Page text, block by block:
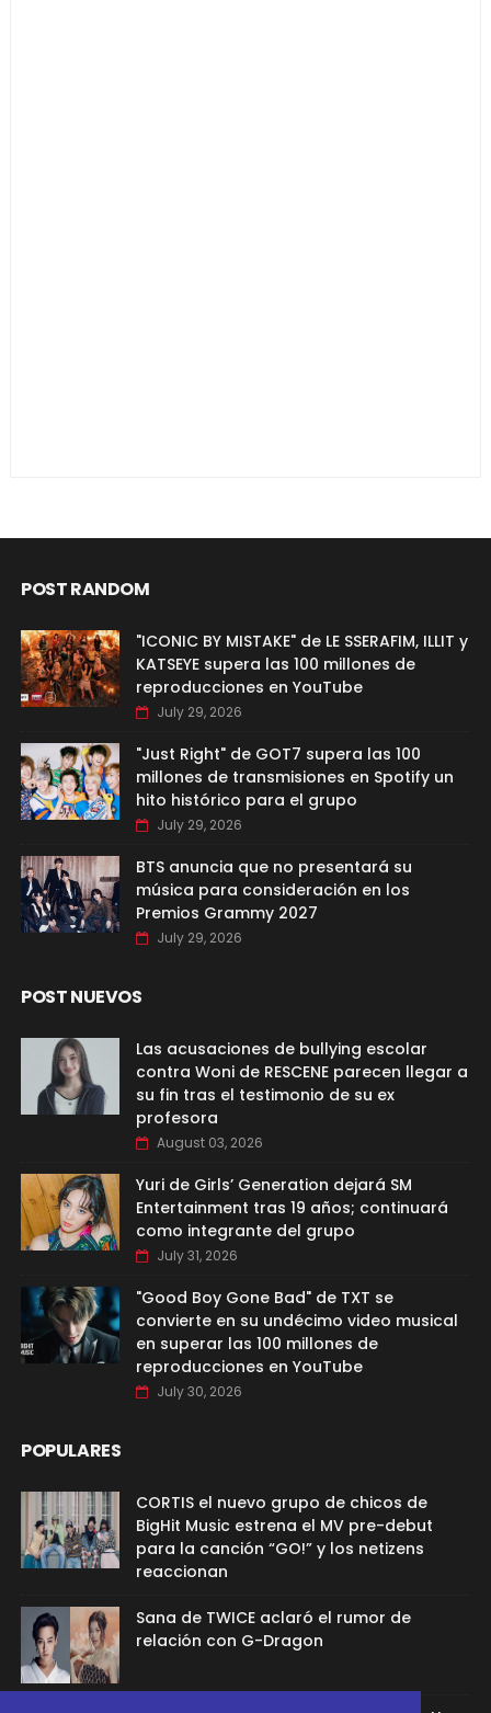
POST RANDOM
"ICONIC BY MISTAKE" de LE SSERAFIM, ILLIT y
KATSEYE supera las 100 millones de
reproducciones en YouTube
July 29, 2026
"Just Right" de GOT7 supera las 100
millones de transmisiones en Spotify un
hito histórico para el grupo
July 29, 2026
BTS anuncia que no presentará su
música para consideración en los
Premios Grammy 2027
July 29, 2026
POST NUEVOS
Las acusaciones de bullying escolar
contra Woni de RESCENE parecen llegar a
su fin tras el testimonio de su ex
profesora
August 03, 2026
Yuri de Girls’ Generation dejará SM
Entertainment tras 19 años; continuará
como integrante del grupo
July 31, 2026
"Good Boy Gone Bad" de TXT se
convierte en su undécimo video musical
en superar las 100 millones de
reproducciones en YouTube
July 30, 2026
POPULARES
CORTIS el nuevo grupo de chicos de
BigHit Music estrena el MV pre-debut
para la canción “GO!” y los netizens
reaccionan
Sana de TWICE aclaró el rumor de
relación con G-Dragon